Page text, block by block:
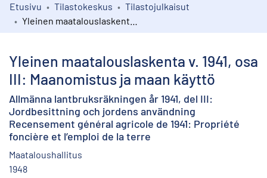
Kokoelmat
Etusivu Tilastokeskus
Tilastojulkaisut
Yleinen maatalouslaskenta v. 1941, osa
III: Maanomistus ja maan käyttö
Allmänna lantbruksräkningen år 1941, del III:
Jordbesittning och jordens användning
Recensement général agricole de 1941: Propriété
foncière et l’emploi de la terre
Maataloushallitus
1948